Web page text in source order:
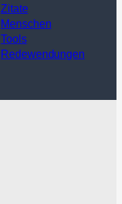
Zitate
Menschen
Tools
Redewendungen